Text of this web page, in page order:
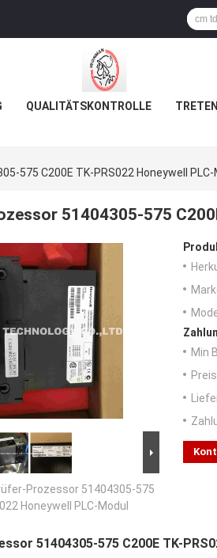
QUALITÄTSKONTROLLE
575 C200E TK-PRS022 Honeywell PLC-
51404305-575
Prozessor 51404305-575
Honeywell PLC-Modul
Min
51404305-575 C200E TK-